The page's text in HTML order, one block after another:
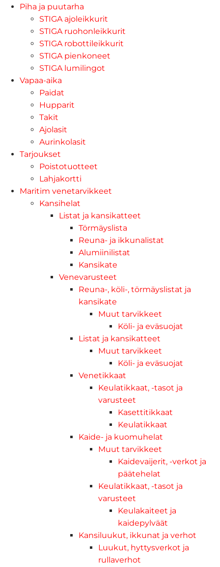
Piha ja puutarha
STIGA ajoleikkurit
STIGA ruohonleikkurit
STIGA robottileikkurit
STIGA pienkoneet
STIGA lumilingot
Vapaa-aika
Paidat
Hupparit
Takit
Ajolasit
Aurinkolasit
Tarjoukset
Poistotuotteet
Lahjakortti
Maritim venetarvikkeet
Kansihelat
Listat ja kansikatteet
Törmäyslista
Reuna- ja ikkunalistat
Alumiinilistat
Kansikate
Venevarusteet
Reuna-, köli-, törmäyslistat ja
kansikate
Muut tarvikkeet
Köli- ja eväsuojat
Listat ja kansikatteet
Muut tarvikkeet
Köli- ja eväsuojat
Venetikkaat
Keulatikkaat, -tasot ja
varusteet
Kasettitikkaat
Keulatikkaat
Kaide- ja kuomuhelat
Muut tarvikkeet
Kaidevaijerit, -verkot ja
päätehelat
Keulatikkaat, -tasot ja
varusteet
Keulakaiteet ja
kaidepylväät
Kansiluukut, ikkunat ja verhot
Luukut, hyttysverkot ja
rullaverhot